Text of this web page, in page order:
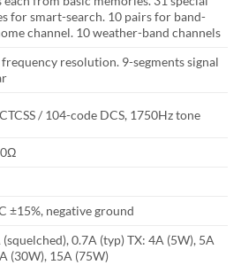
for smart-search. 10 pairs for band-
channel. 10 weather-band channels
resolution. 9-segments signal
/ 104-code DCS, 1750Hz tone
±15%, negative ground
(squelched), 0.7A (typ) TX: 4A (5W), 5A
(30W), 15A (75W)